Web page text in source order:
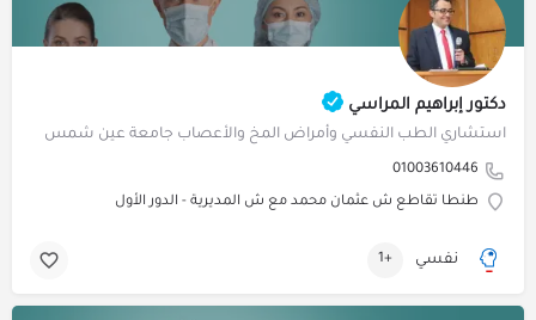
دكتور إبراهيم المراسي
استشاري الطب النفسي وأمراض المخ والأعصاب جامعة عين شمس
01003610446
طنطا تقاطع ش عثمان محمد مع ش المديرية - الدور الأول
نفسي +1